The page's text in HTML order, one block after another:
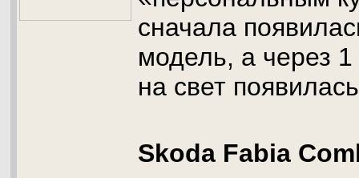
сначала
модель, а через
на свет
Skoda Fabia